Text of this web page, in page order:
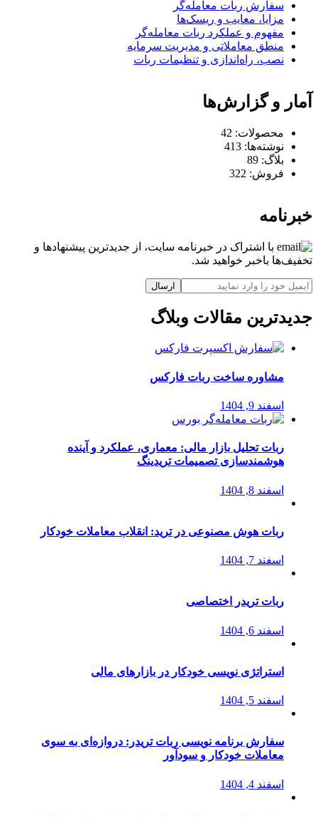
سفارش ربات معامله‌گر
مزایا، معایب و ریسک‌ها
مفهوم و عملکرد ربات معامله‌گر
منطق معاملاتی و مدیریت سرمایه
نصب، راه‌اندازی و تنظیمات ربات
آمار و گزارش‌ها
محصولات: 42
نوشته‌ها: 413
بلاگ: 89
فروش: 322
خبرنامه
با اشتراک در خبرنامه سایت، از جدیدترین پیشنهادها و
تخفیف‌ها باخبر خواهید شد.
ارسال
جدیدترین مقالات وبلاگ
مشاوره ساخت ربات فارکس
اسفند 9, 1404
ربات تحلیل بازار مالی: معماری، عملکرد و آینده
هوشمندسازی تصمیمات تریدینگ
اسفند 8, 1404
ربات هوش مصنوعی در ترید: انقلاب معاملات خودکار
اسفند 7, 1404
ربات تریدر اختصاصی
اسفند 6, 1404
استراتژی‌ نویسی خودکار در بازارهای مالی
اسفند 5, 1404
سفارش برنامه نویسی ربات تریدر: دروازه‌ای به سوی
معاملات خودکار و سودآور
اسفند 4, 1404